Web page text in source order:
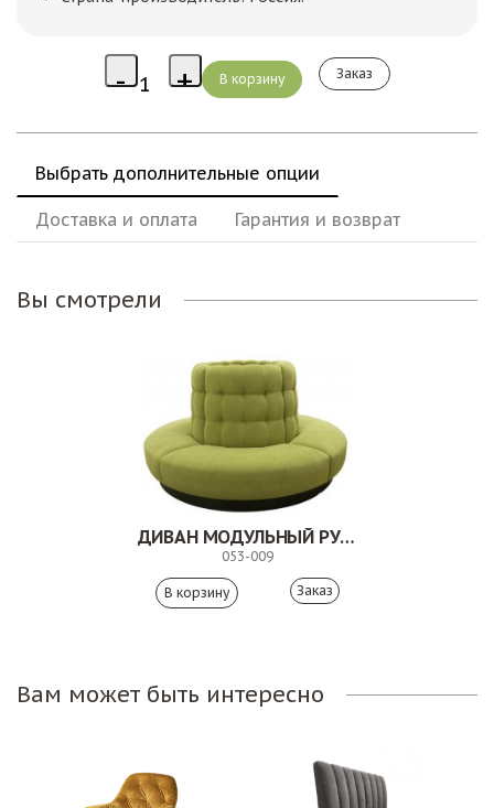
Заказ
Выбрать дополнительные опции
Доставка и оплата Гарантия и возврат
Вы смотрели
ДИВАН МОДУЛЬНЫЙ РУСЕ
053-009
Заказ
Вам может быть интересно